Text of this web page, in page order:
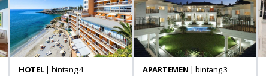
HOTEL| bintang 4 APARTEMEN | bintang 3